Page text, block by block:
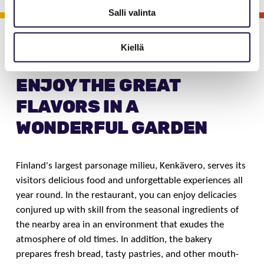
Salli valinta
Kiellä
Ravintolat
ENJOY THE GREAT
FLAVORS IN A
WONDERFUL GARDEN
Finland's largest parsonage milieu, Kenkävero, serves its
visitors delicious food and unforgettable experiences all
year round. In the restaurant, you can enjoy delicacies
conjured up with skill from the seasonal ingredients of
the nearby area in an environment that exudes the
atmosphere of old times. In addition, the bakery
prepares fresh bread, tasty pastries, and other mouth-